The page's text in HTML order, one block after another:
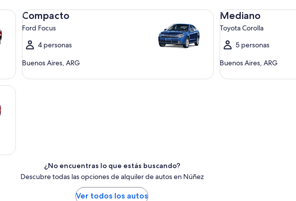
Compacto
Ford Focus
4 personas
Buenos Aires, ARG
Compacto Ford Focus
Mediano
Toyota Corolla
5 personas
Buenos Aires, ARG
Mediano Toyota
¿No encuentras lo que estás buscando?
Descubre todas las opciones de alquiler de autos en Núñez
Ver todos los autos